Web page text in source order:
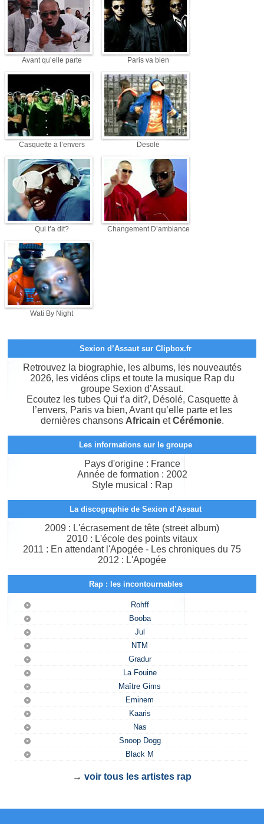
Avant qu’elle parte Paris va bien
Casquette à l’envers Désolé
Qui t’a dit? Changement D’ambiance
Wati By Night
Sexion d’Assaut sur Clipbox.fr
Retrouvez la biographie, les albums, les nouveautés
2026, les vidéos clips et toute la musique Rap du
groupe Sexion d’Assaut.
Ecoutez les tubes Qui t’a dit?, Désolé, Casquette à
l’envers, Paris va bien, Avant qu’elle parte et les
dernières chansons Africain etCérémonie.
Les informations sur le groupe
Pays d'origine : France
Année de formation : 2002
Style musical : Rap
La discographie de Sexion d’Assaut
2009 : L'écrasement de tête (street album)
2010 : L'école des points vitaux
2011 : En attendant l'Apogée - Les chroniques du 75
2012 : L'Apogée
Rap : les incontournables
Rohff
Booba
Jul
NTM
Gradur
La Fouine
Maître Gims
Eminem
Kaaris
Nas
Snoop Dogg
Black M
→ voir tous les artistes rap